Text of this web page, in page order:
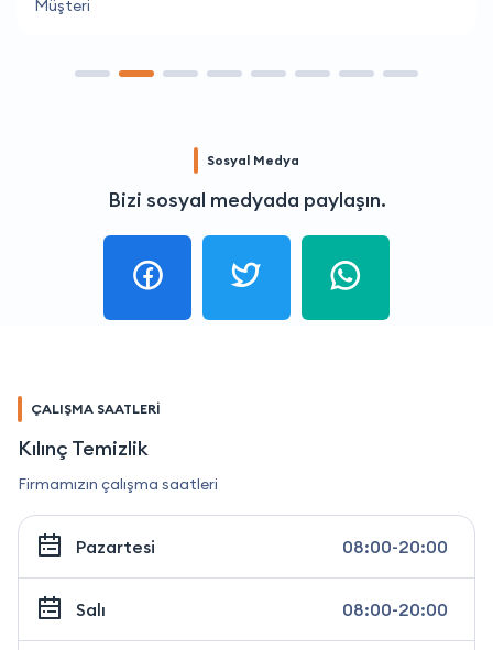
Müşteri
Sosyal Medya
Bizi sosyal medyada paylaşın.
ÇALIŞMA SAATLERİ
Kılınç Temizlik
Firmamızın çalışma saatleri
Pazartesi 08:00-20:00
Salı 08:00-20:00